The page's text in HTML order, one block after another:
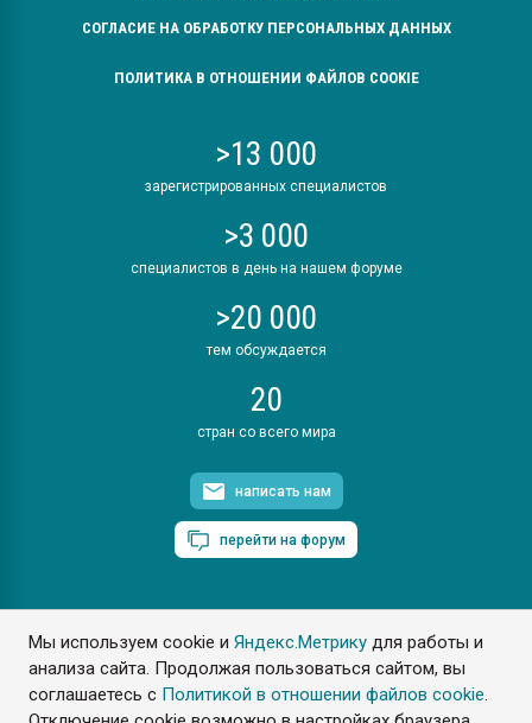
Мы используем cookie иЯндекс.Метрику для работы и
анализа сайта. Продолжая пользоваться сайтом, вы
соглашаетесь с Политикой в отношении файлов cookie.
СОГЛАСИЕ НА ОБРАБОТКУ ПЕРСОНАЛЬНЫХ ДАННЫХ
ПОЛИТИКА В ОТНОШЕНИИ ФАЙЛОВ COOKIE
>13 000
зарегистрированных специалистов
>3 000
специалистов в день на нашем форуме
>20 000
тем обсуждается
20
стран со всего мира
написать нам
перейти на форум
ПластЭксперт © 2006. Все права защищены
Разрешается копирование материалов сайта с обязательной
ссылкой на www.e-plastic.ru
Разработка сайта